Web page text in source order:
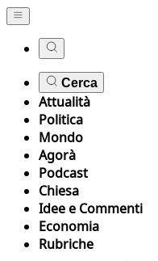
Cerca
Attualità
Politica
Mondo
Agorà
Podcast
Chiesa
Idee e Commenti
Economia
Rubriche